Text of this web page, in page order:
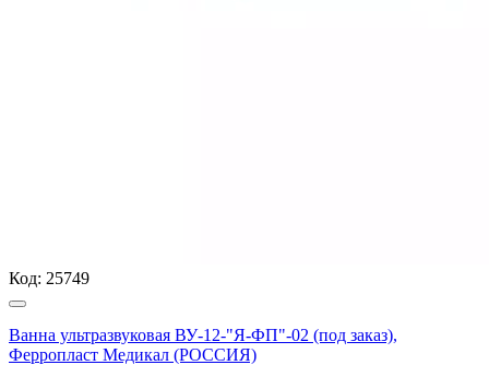
Код: 25749
Ванна ультразвуковая ВУ-12-"Я-ФП"-02 (под заказ),
Ферропласт Медикал (РОССИЯ)